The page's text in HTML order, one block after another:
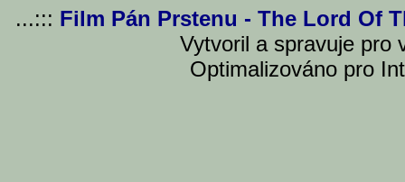
...::: Film Pán Prstenu - The Lord Of
Vytvoril a spravuje pro
Optimalizováno pro